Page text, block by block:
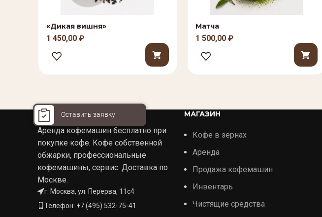
«Дикая вишня»
1 450,00 ₽
Матча
1 500,00 ₽
Аренда кофемашин бесплатно при
покупке кофе. Кофе собственной
обжарки, профессиональные
кофемашины, сервис. Доставка по
Москве.
г. Москва, ул. Перерва, 11с4
Телефон: +7 (495) 532-75-41
МАГАЗИН
Кофе в зёрнах
Аренда
Продажа кофемашин
Инвентарь
Чистящие средства
Оставить заявку